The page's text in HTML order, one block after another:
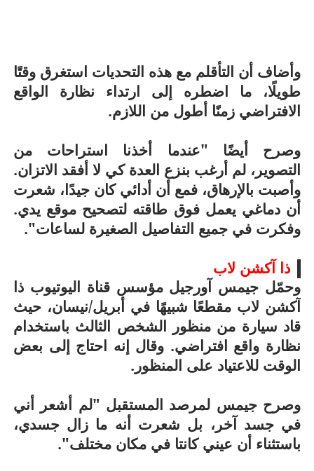
وأضاف أن التأقلم مع هذه التحديات استغرق وقتًا
طويلًا، ما اضطره إلى ارتداء نظارة الواقع
الافتراضي زمنًا أطول من اللازم.
وصرح أيضًا "عندما أخذنا استراحات من
التصوير، لم أرغب بنزع العدة كي لا أفقد الاتزان.
وأصبت بالإرهاق، فمع أن أدائي كان جيدًا، شعرت
أن دماغي يعمل فوق طاقته لتصحيح موقع يدي.
وفكرت في جميع التفاصيل الصغيرة لساعات".
ذا آكشن لاب
وحمّل جيمس آورجيل مؤسس قناة اليوتيوب ذا
آكشن لاب مقطعًا شبيهًا في أبريل/نيسان، حيث
قاد سيارة من منظور الشخص الثالث باستخدام
نظارة واقع افتراضي. وقال إنه احتاج إلى بعض
الوقت للاعتياد على المنظور.
وصرح جيمس لمرصد المستقبل "لم أشعر أني
في جسد آخر، بل شعرت أنه ما زال جسدي،
باستثناء أن عيني كانتا في مكان مختلف".